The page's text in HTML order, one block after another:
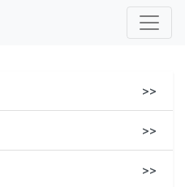
>>
>>
>>